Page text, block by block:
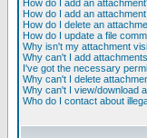
How do I add an
How do I add an
How do I delete an
How do I update a file
Why isn't my attachment
Why can't I add
I've got the necessary
Why can't I delete
Why can't I view/download
Who do I contact about